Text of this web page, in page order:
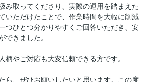
み取ってくださり、実際の運用を踏まえた
いただけたことで、作業時間を大幅に削減
つひとつ分かりやすくご回答いただき、安
できました。
柄やご対応も大変信頼できる方です。
ら、ぜひお願いしたいと思います。この度